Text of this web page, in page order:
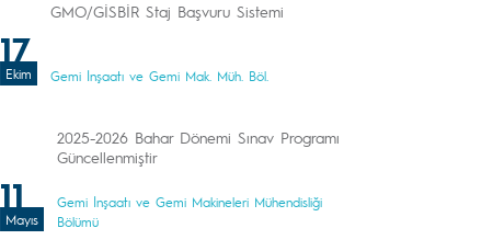
17
Ekim
GMO/GİSBİR Staj Başvuru Sistemi
Gemi İnşaatı ve Gemi Mak. Müh. Böl.
11
Mayıs
2025-2026 Bahar Dönemi Sınav Programı
Güncellenmiştir
Gemi İnşaatı ve Gemi Makineleri Mühendisliği
Bölümü